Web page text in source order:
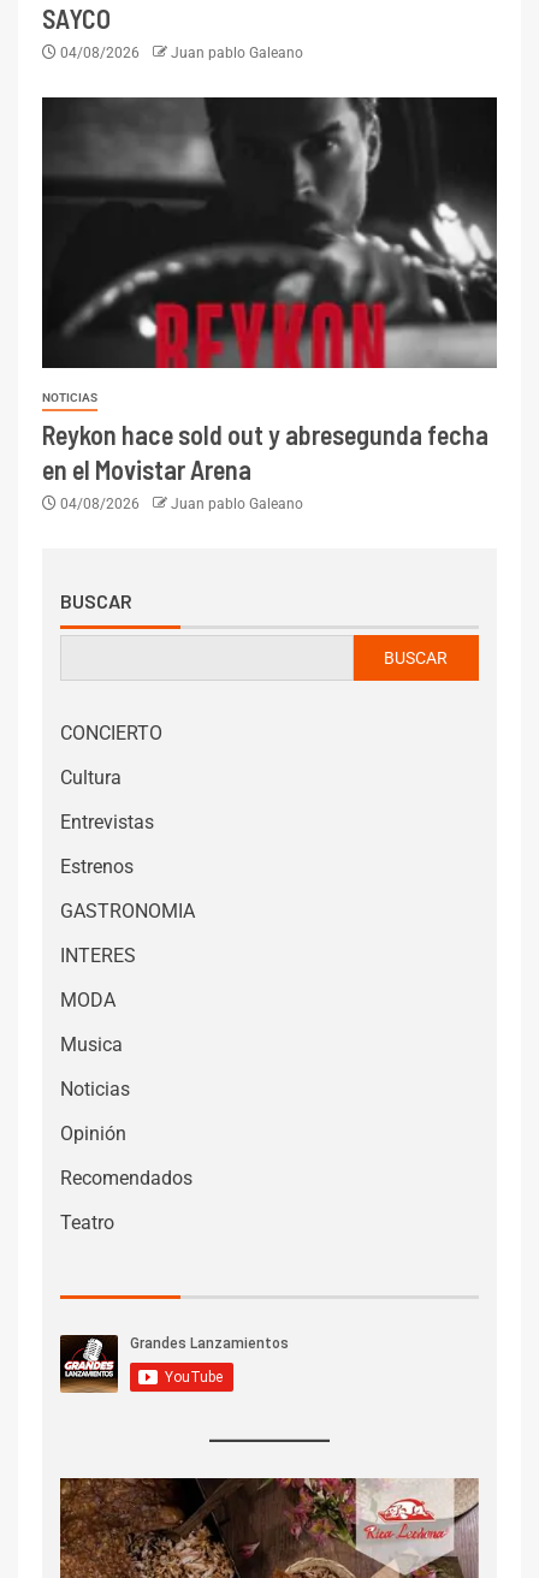
SAYCO
04/08/2026 Juan pablo Galeano
NOTICIAS
Reykon hace sold out y abresegunda fecha
en el Movistar Arena
04/08/2026 Juan pablo Galeano
BUSCAR
BUSCAR
CONCIERTO
Cultura
Entrevistas
Estrenos
GASTRONOMIA
INTERES
MODA
Musica
Noticias
Opinión
Recomendados
Teatro